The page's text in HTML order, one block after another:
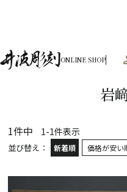
ONLINE SHOP
HOME
岩
並び替え 新着順 価格が安い
1件中 1-1件表示